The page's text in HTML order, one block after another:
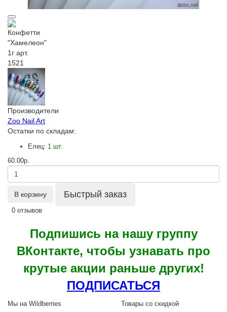
Производители
Zoo Nail Art
Остатки по складам:
Елец: 1 шт.
60.00р.
В корзину Быстрый заказ
0 отзывов
Подпишись на нашу группу
ВКонтакте, чтобы узнавать про
крутые акции раньше других!
ПОДПИСАТЬСЯ
Мы на Wildberries
Товары со скидкой